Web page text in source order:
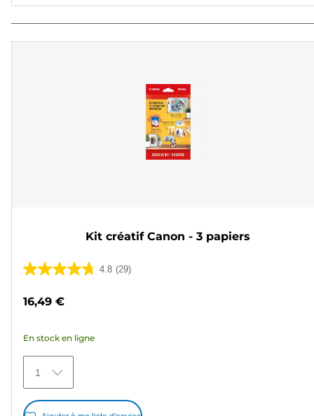
Kit créatif Canon - 3 papiers
4.8 (29)
4.8
29
avis
16,49 €
En stock en ligne
1